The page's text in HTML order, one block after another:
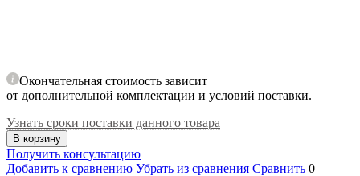
Окончательная стоимость зависит
от дополнительной комплектации и условий поставки.
Узнать сроки поставки данного товара
В корзину
Получить консультацию
Добавить к сравнению Убрать из сравнения Сравнить 0